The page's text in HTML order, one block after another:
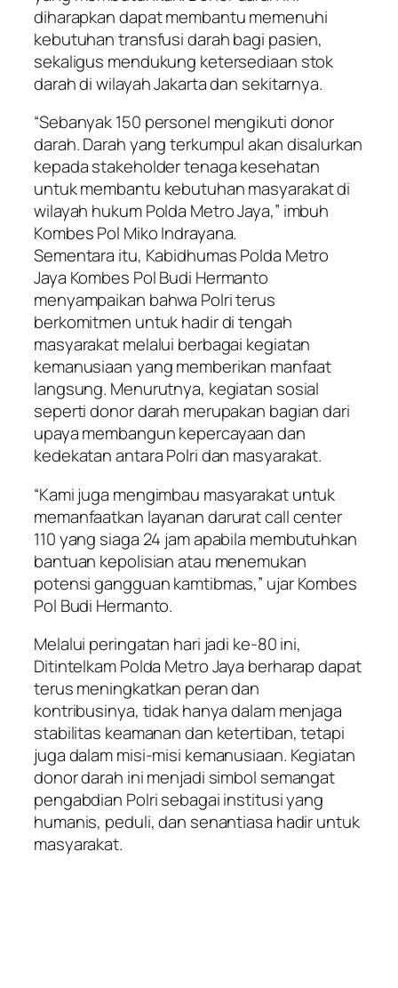
diharapkan dapat membantu memenuhi
kebutuhan transfusi darah bagi pasien,
sekaligus mendukung ketersediaan stok
darah di wilayah Jakarta dan sekitarnya.
“Sebanyak 150 personel mengikuti donor
darah. Darah yang terkumpul akan disalurkan
kepada stakeholder tenaga kesehatan
untuk membantu kebutuhan masyarakat di
wilayah hukum Polda Metro Jaya,” imbuh
Kombes Pol Miko Indrayana.
Sementara itu, Kabidhumas Polda Metro
Jaya Kombes Pol Budi Hermanto
menyampaikan bahwa Polri terus
berkomitmen untuk hadir di tengah
masyarakat melalui berbagai kegiatan
kemanusiaan yang memberikan manfaat
langsung. Menurutnya, kegiatan sosial
seperti donor darah merupakan bagian dari
upaya membangun kepercayaan dan
kedekatan antara Polri dan masyarakat.
“Kami juga mengimbau masyarakat untuk
memanfaatkan layanan darurat call center
110 yang siaga 24 jam apabila membutuhkan
bantuan kepolisian atau menemukan
potensi gangguan kamtibmas,” ujar Kombes
Pol Budi Hermanto.
Melalui peringatan hari jadi ke-80 ini,
Ditintelkam Polda Metro Jaya berharap dapat
terus meningkatkan peran dan
kontribusinya, tidak hanya dalam menjaga
stabilitas keamanan dan ketertiban, tetapi
juga dalam misi-misi kemanusiaan. Kegiatan
donor darah ini menjadi simbol semangat
pengabdian Polri sebagai institusi yang
humanis, peduli, dan senantiasa hadir untuk
masyarakat.